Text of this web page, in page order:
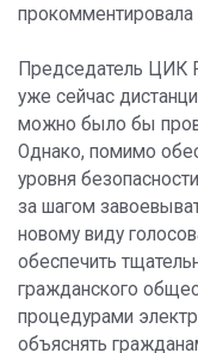
Председатель ЦИК
уже сейчас
можно было бы
Однако, помимо
уровня
за шагом
новому виду
обеспечить
гражданского
процедурами
объяснять